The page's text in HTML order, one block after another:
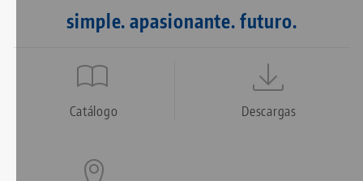
simple. apasionante. futuro.
Quicklinks
FooterCatálogo Descargas